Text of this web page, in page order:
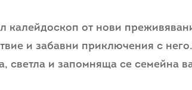
калейдоскоп от нови
и забавни приключения с
светла и запомняща се семейна